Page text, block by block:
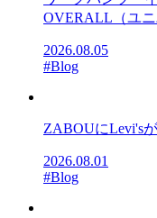
OVERALL（ユ
2026.08.05
#Blog
ZABOUにLevi's
2026.08.01
#Blog